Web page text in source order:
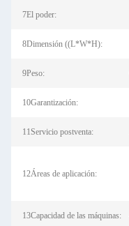
7El poder:
8Dimensión ((L*W*H):
9Peso:
10Garantización:
11Servicio postventa:
12Áreas de aplicación:
13Capacidad de las máquinas: